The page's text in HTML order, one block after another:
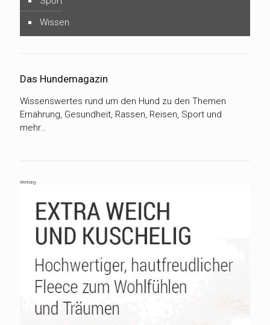
Wissen
Das Hundemagazin
Wissenswertes rund um den Hund zu den Themen
Ernährung, Gesundheit, Rassen, Reisen, Sport und
mehr…
Werbung